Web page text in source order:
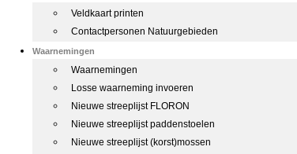
Veldkaart printen
Contactpersonen Natuurgebieden
Waarnemingen
Waarnemingen
Losse waarneming invoeren
Nieuwe streeplijst FLORON
Nieuwe streeplijst paddenstoelen
Nieuwe streeplijst (korst)mossen